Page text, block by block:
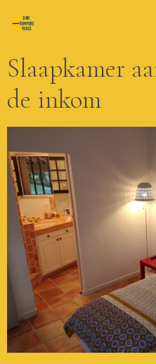
Slaapkamer
de inkom